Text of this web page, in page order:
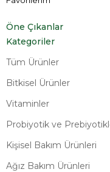
Öne Çıkanlar
Kategoriler
Tüm Ürünler
Bitkisel Ürünler
Vitaminler
Probiyotik ve
Kişisel Bakım Ürünleri
Ağız Bakım Ürünleri